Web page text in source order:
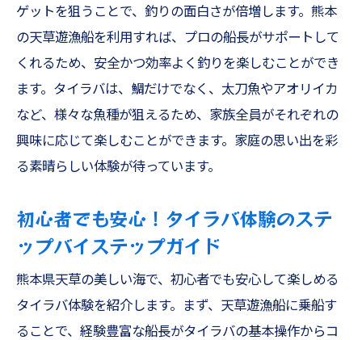
熊本釣船でのアジング体験を家族で満喫
アジングで味わう天草の豊かな海の恵み
熊本のアジング釣りで家族の思い出を作ろ
う
アジングで楽しむ熊本の美しい海と魚たち
草の海の恵み
ワタリガニを狙うテンヤ釣りの基本と楽し
み方
天草の海でテンヤ釣りを満喫する方法
ワタリガニ釣りで家族全員が楽しめる天草
ゲットを狙うことで、釣りの面白さが倍増します。熊本
の天草遊漁船を利用すれば、プロの船長がサポートして
くれるため、安全かつ効率よく釣りを楽しむことができ
ます。タイラバは、鯛だけでなく、太刀魚やアオリイカ
など、様々な魚種が狙えるため、家族全員がそれぞれの
興味に応じて楽しむことができます。家庭の思い出を彩
る素晴らしい体験が待っています。
初心者でも安心！タイラバ体験のステ
ップバイステップガイド
熊本県天草の美しい海で、初心者でも安心して楽しめる
タイラバ体験を紹介します。まず、天草遊漁船に乗船す
ることで、経験豊富な船長がタイラバの基本操作からコ